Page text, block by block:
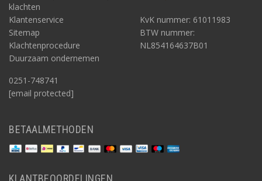
klachten
Klantenservice
Sitemap
Klachtenprocedure
Duurzaam ondernemen
0251-748741
[email protected]
KvK nummer: 61011983
BTW nummer:
NL854164637B01
BETAALMETHODEN
KLANTBEOORDELINGEN